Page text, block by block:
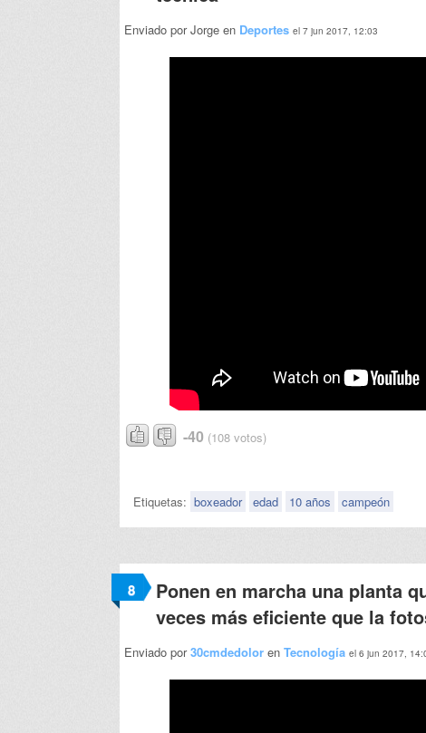
Enviado por Jorge en Deportes el 7 jun 2017, 12:03
-40 (108 votos)
Etiquetas: boxeador edad 10 años campeón
8
Ponen en marcha una planta
veces más eficiente que la
Enviado por30cmdedolor en Tecnología el 6 jun 2017,